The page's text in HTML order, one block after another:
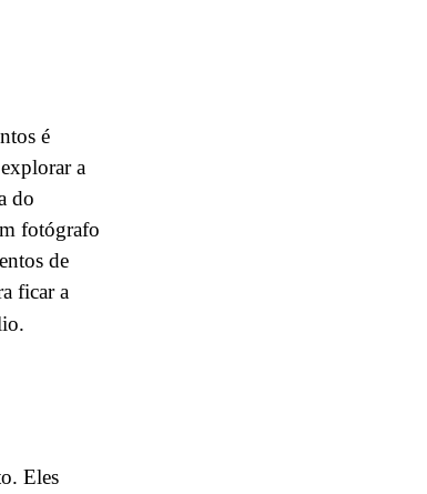
é
a
do
fotógrafo
de
ficar a
Eles